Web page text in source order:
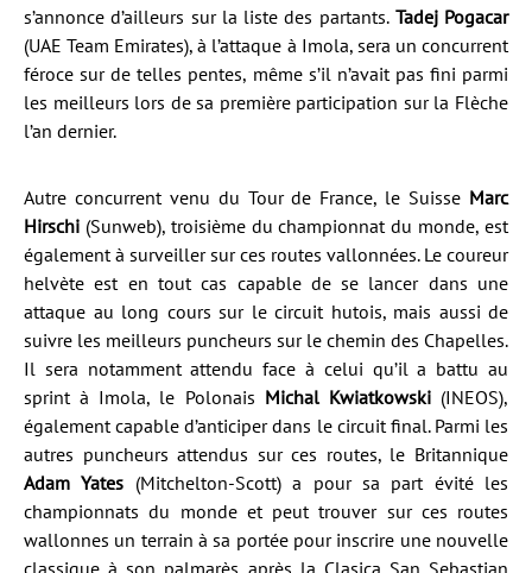
s’annonce d’ailleurs sur la liste des partants.Tadej Pogacar
(UAE Team Emirates), à l’attaque à Imola, sera un concurrent
féroce sur de telles pentes, même s’il n’avait pas fini parmi
les meilleurs lors de sa première participation sur la Flèche
l’an dernier.
Autre concurrent venu du Tour de France, le Suisse Marc
Hirschi (Sunweb), troisième du championnat du monde, est
également à surveiller sur ces routes vallonnées. Le coureur
helvète est en tout cas capable de se lancer dans une
attaque au long cours sur le circuit hutois, mais aussi de
suivre les meilleurs puncheurs sur le chemin des Chapelles.
Il sera notamment attendu face à celui qu’il a battu au
sprint à Imola, le Polonais Michal Kwiatkowski(INEOS),
également capable d’anticiper dans le circuit final. Parmi les
autres puncheurs attendus sur ces routes, le Britannique
Adam Yates (Mitchelton-Scott) a pour sa part évité les
championnats du monde et peut trouver sur ces routes
wallonnes un terrain à sa portée pour inscrire une nouvelle
classique à son palmarès après la Clasica San Sebastian